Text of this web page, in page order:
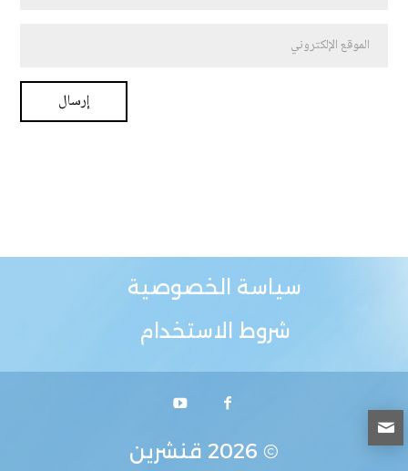
سياسة الخصوصية
شروط الاستخدام
© 2026 قنشرين